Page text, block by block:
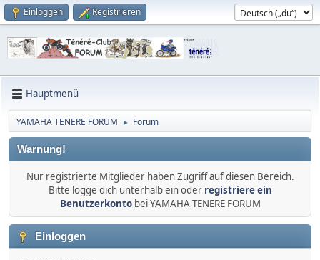
Einloggen Registrieren
Hauptmenü
YAMAHA TENERE FORUM ► Forum
Warnung!
Nur registrierte Mitglieder haben Zugriff auf diesen Bereich.
Bitte logge dich unterhalb ein oder registriere ein
Benutzerkontobei YAMAHA TENERE FORUM
Einloggen